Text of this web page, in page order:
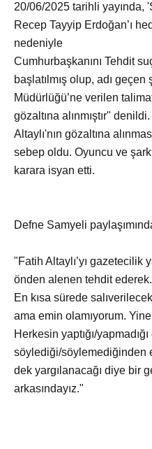
20/06/2025 tarihli yayında,
Recep Tayyip Erdoğan’ı
nedeniyle
Cumhurbaşkanını Tehdit
başlatılmış olup, adı
Müdürlüğü’ne verilen
gözaltına alınmıştır" denildi.
Altaylı'nın gözaltına
sebep oldu. Oyuncu ve
karara isyan etti.
Defne Samyeli
"Fatih Altaylı’yı gazetecilik
önden alenen tehdit
En kısa sürede
ama emin olamıyorum.
Herkesin yaptığı/
söylediği/söylemediğinden
dek yargılanacağı diye bir
arkasındayız."